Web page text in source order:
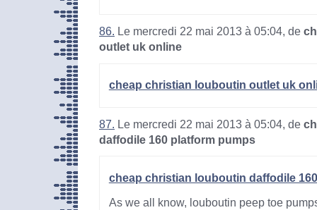
86. Le mercredi 22 mai 2013 à 05:04, de
outlet uk online
cheap christian louboutin outlet uk
87. Le mercredi 22 mai 2013 à 05:04, de
daffodile 160 platform pumps
cheap christian louboutin daffodile
As we all know, louboutin peep toe